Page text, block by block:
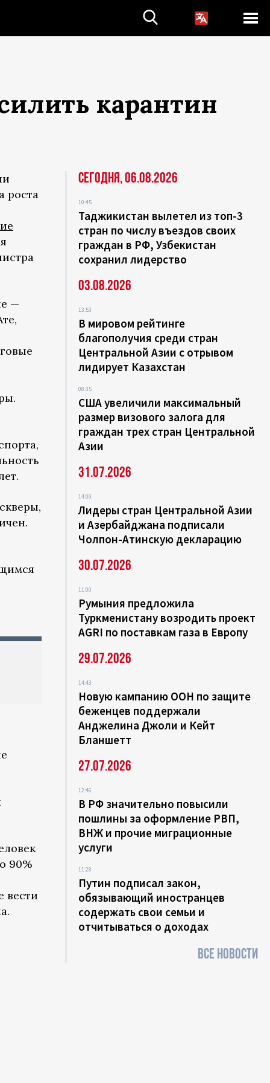
карантин
роста
—
90%
вести
Сегодня, 06.08.2026
10:45
Таджикистан вылетел из топ-3
стран по числу въездов своих
граждан в РФ, Узбекистан
сохранил лидерство
03.08.2026
13:53
В мировом рейтинге
благополучия среди стран
Центральной Азии с отрывом
лидирует Казахстан
08:35
США увеличили максимальный
размер визового залога для
граждан трех стран Центральной
Азии
31.07.2026
14:09
Лидеры стран Центральной Азии
и Азербайджана подписали
Чолпон-Атинскую декларацию
30.07.2026
11:00
Румыния предложила
Туркменистану возродить проект
AGRI по поставкам газа в Европу
29.07.2026
14:43
Новую кампанию ООН по защите
беженцев поддержали
Анджелина Джоли и Кейт
Бланшетт
27.07.2026
12:46
В РФ значительно повысили
пошлины за оформление РВП,
ВНЖ и прочие миграционные
услуги
11:28
Путин подписал закон,
обязывающий иностранцев
содержать свои семьи и
отчитываться о доходах
ВСЕ НОВОСТИ